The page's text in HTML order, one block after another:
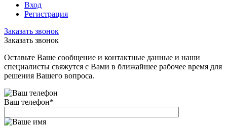
Вход
Регистрация
Заказать звонок
Заказать звонок
Оставьте Ваше сообщение и контактные данные и наши
специалисты свяжутся с Вами в ближайшее рабочее время для
решения Вашего вопроса.
Ваш телефон*